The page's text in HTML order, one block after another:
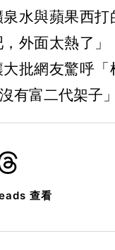
水與蘋果西
外面太熱了」
批網友驚呼「
有富二代架子」
查看